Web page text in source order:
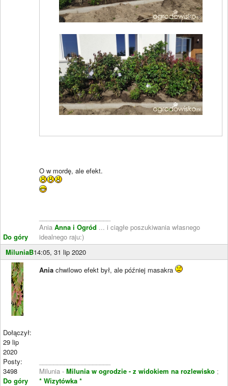
Do góry
O w mordę, ale efekt.
Ania Anna i Ogród ... i ciągłe poszukiwania własnego
idealnego raju:)
MiluniaB14:05, 31 lip 2020
Dołączył:
29 lip
2020
Posty:
3498
Do góry
Ania chwilowo efekt był, ale później masakra
Milunia - Milunia w ogrodzie - z widokiem na rozlewisko ;
* Wizytówka *